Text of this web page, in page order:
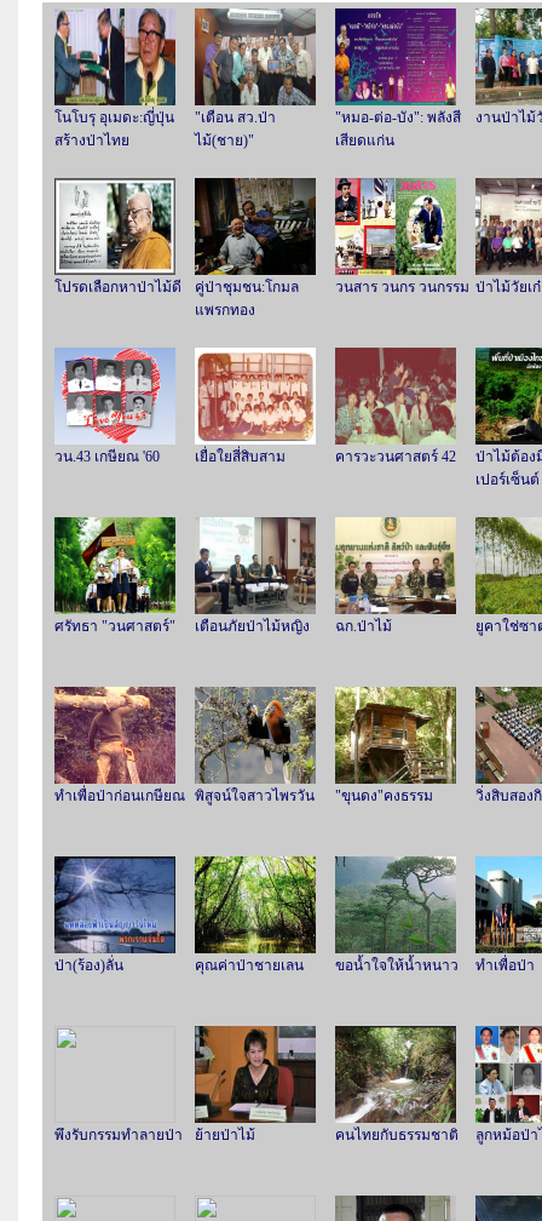
โนโบรุ อุเมดะ:ญี่ปุ่น
สร้างป่าไทย
"เตือน สว.ป่า
ไม้(ชาย)"
"หมอ-ต่อ-บัง": พลังสี
เสียดแก่น
งานป่าไม้
โปรดเลือกหาป่าไม้ดี
คู่ป่าชุมชน:โกมล
แพรกทอง
วนสาร วนกร วนกรรม ป่าไม้วัยเ
วน.43 เกษียณ '60 เยื่อใยสี่สิบสาม คารวะวนศาสตร์ 42
ป่าไม้ต้อง
เปอร์เซ็นต์
ศรัทธา "วนศาสตร์" เตือนภัยป่าไม้หญิง ฉก.ป่าไม้ ยูคาใช่ซา
ทำเพื่อป่าก่อนเกษียณ พิสูจน์ใจสาวไพรวัน "ขุนดง"คงธรรม วิ่งสิบสอง
ป่า(ร้อง)ลั่น คุณค่าป่าชายเลน ขอน้ำใจให้น้ำหนาว ทำเพื่อป่า
พึงรับกรรมทำลายป่า ย้ายป่าไม้ คนไทยกับธรรมชาติ ลูกหม้อป่า